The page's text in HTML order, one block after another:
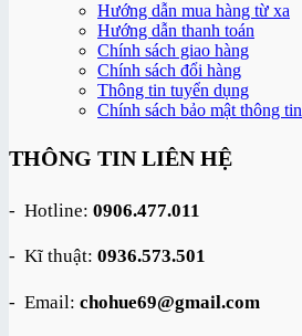
Hướng dẫn mua hàng từ xa
Hướng dẫn thanh toán
Chính sách giao hàng
Chính sách đổi hàng
Thông tin tuyển dụng
Chính sách bảo mật thông tin
THÔNG TIN LIÊN HỆ
- Hotline: 0906.477.011
- Kĩ thuật: 0936.573.501
- Email: chohue69@gmail.com